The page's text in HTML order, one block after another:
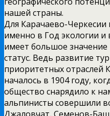
нашей страны.
Для Карачаево-Черкесии
именно в Год экологии и
имеет большое
статус. Ведь развитие
приоритетных отраслей
началось в 1904 году,
общество снарядило к
альпинисты совершили